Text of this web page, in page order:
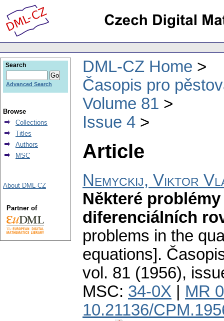
DML-CZ Home
Časopis pro
Volume 81
Issue 4
Article
Nemyckij, Viktor
Některé
diferenciálních
problems in the
equations].
vol. 81 (1956),
MSC: 34-0X
MR
10.21136/
Search
Advanced Search
Browse
Collections
Titles
Authors
MSC
About DML-CZ
Partner of